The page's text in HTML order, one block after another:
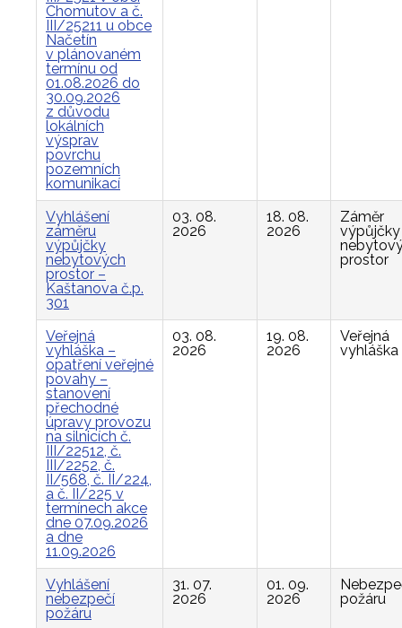
Chomutov a č.
III/25211 u obce
Načetín
v plánovaném
termínu od
01.08.2026 do
30.09.2026
z důvodu
lokálních
výsprav
povrchu
pozemních
komunikací
Vyhlášení
záměru
výpůjčky
nebytových
prostor –
Kaštanova č.p.
301
03. 08.
2026
18. 08.
2026
Záměr
výpůjčky
prostor
Veřejná
vyhláška –
opatření veřejné
povahy –
stanovení
přechodné
úpravy provozu
na silnicích č.
III/22512, č.
III/2252, č.
II/568, č. II/224,
a č. II/225 v
termínech akce
dne 07.09.2026
a dne
11.09.2026
03. 08.
2026
19. 08.
2026
Veřejná
vyhláška
Vyhlášení
nebezpečí
požáru
31. 07.
2026
01. 09.
2026
požáru